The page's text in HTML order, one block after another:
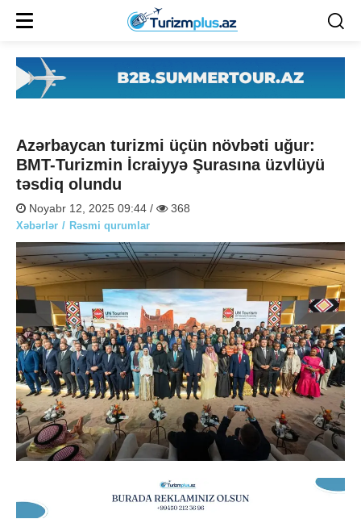
Azərbaycan turizmi üçün növbəti uğur:
BMT-Turizmin İcraiyyə Şurasına üzvlüyü
təsdiq olundu
Noyabr 12, 2025 09:44 / 368
Xəbərlər Rəsmi qurumlar